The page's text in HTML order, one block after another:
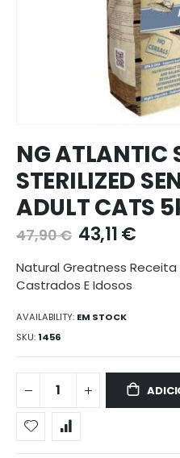
para
o
início
da
galeria
de
NG ATLANTIC
STERILIZED
ADULT CATS
47,90 € 43,11 €
Natural Greatness
Castrados E Idosos
AVAILABILITY: EM STOCK
SKU 1456